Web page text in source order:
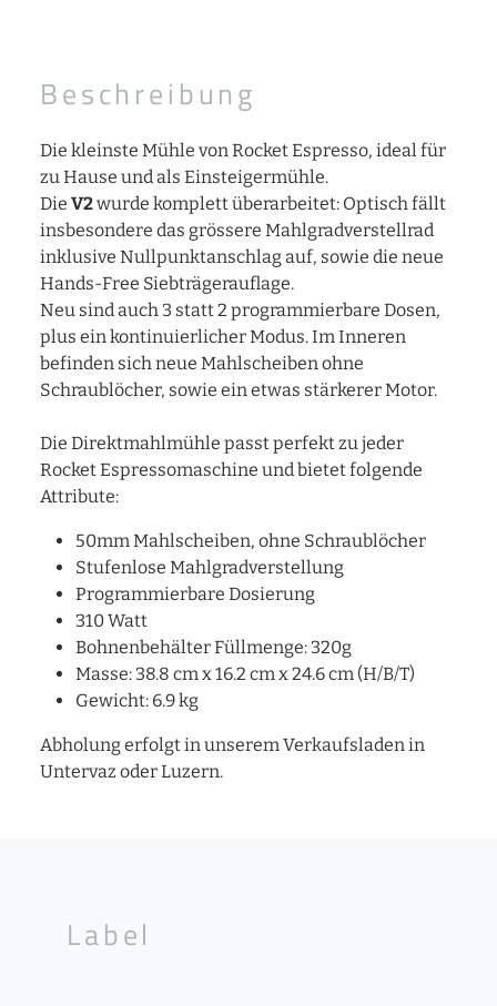
Beschreibung
Die kleinste Mühle von Rocket Espresso, ideal für
zu Hause und als Einsteigermühle.
Die V2wurde komplett überarbeitet: Optisch fällt
insbesondere das grössere Mahlgradverstellrad
inklusive Nullpunktanschlag auf, sowie die neue
Hands-Free Siebträgerauflage.
Neu sind auch 3 statt 2 programmierbare Dosen,
plus ein kontinuierlicher Modus. Im Inneren
befinden sich neue Mahlscheiben ohne
Schraublöcher, sowie ein etwas stärkerer Motor.
Die Direktmahlmühle passt perfekt zu jeder
Rocket Espressomaschine und bietet folgende
Attribute:
50mm Mahlscheiben, ohne Schraublöcher
Stufenlose Mahlgradverstellung
Programmierbare Dosierung
310 Watt
Bohnenbehälter Füllmenge: 320g
Masse: 38.8 cm x 16.2 cm x 24.6 cm (H/B/T)
Gewicht: 6.9 kg
Abholung erfolgt in unserem Verkaufsladen in
Untervaz oder Luzern.
Label